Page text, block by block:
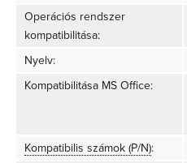
Operációs rendszer
kompatibilitása:
Nyelv:
Kompatibilitása MS Office:
Kompatibilis számok (P/N):